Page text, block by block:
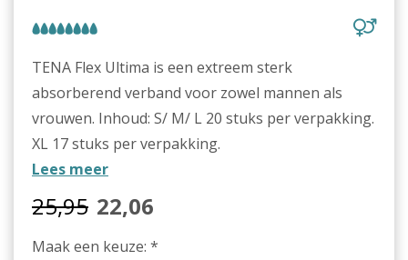
TENA Flex Ultima is een extreem sterk
absorberend verband voor zowel mannen als
vrouwen. Inhoud: S/ M/ L 20 stuks per verpakking.
XL 17 stuks per verpakking.
Lees meer
25,95 22,06
Maak een keuze: *